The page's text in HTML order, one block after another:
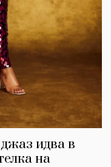
идва в
на